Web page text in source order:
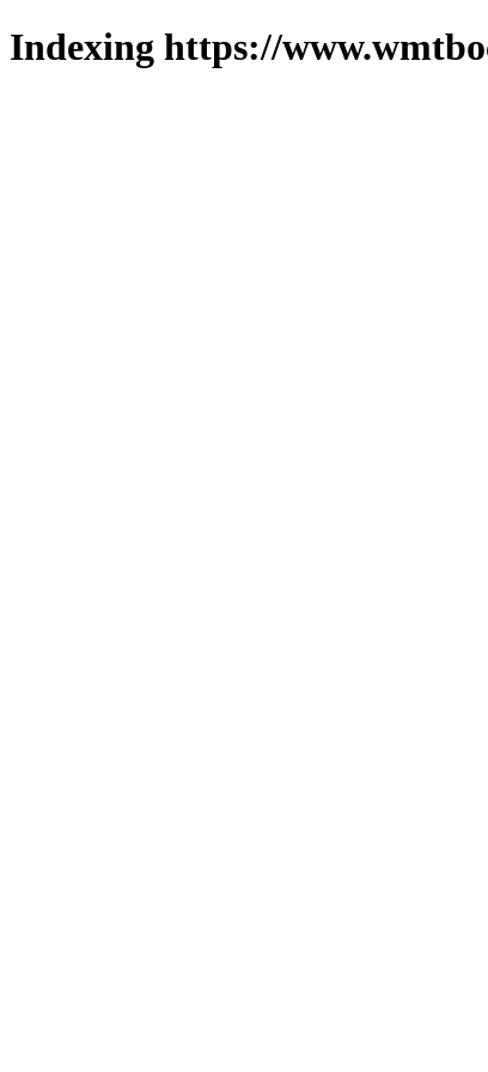
Indexing https://